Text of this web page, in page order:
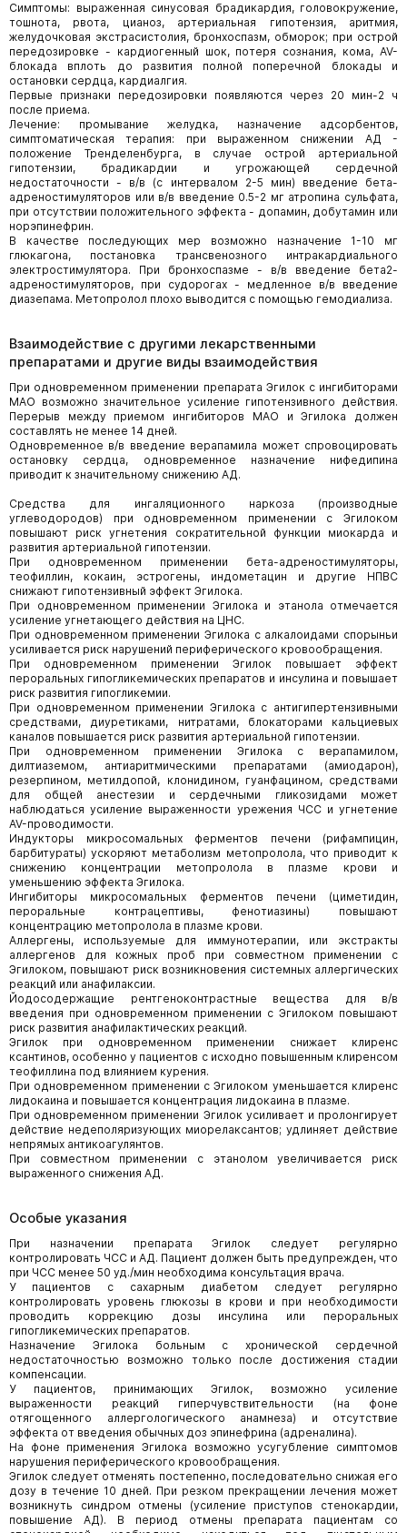
Симптомы: выраженная синусовая брадикардия, головокружение,
тошнота, рвота, цианоз, артериальная гипотензия, аритмия,
желудочковая экстрасистолия, бронхоспазм, обморок; при острой
передозировке - кардиогенный шок, потеря сознания, кома, AV-
блокада вплоть до развития полной поперечной блокады и
остановки сердца, кардиалгия.
Первые признаки передозировки появляются через 20 мин-2 ч
после приема.
Лечение: промывание желудка, назначение адсорбентов,
симптоматическая терапия: при выраженном снижении АД -
положение Тренделенбурга, в случае острой артериальной
гипотензии, брадикардии и угрожающей сердечной
недостаточности - в/в (с интервалом 2-5 мин) введение бета-
адреностимуляторов или в/в введение 0.5-2 мг атропина сульфата,
при отсутствии положительного эффекта - допамин, добутамин или
норэпинефрин.
В качестве последующих мер возможно назначение 1-10 мг
глюкагона, постановка трансвенозного интракардиального
электростимулятора. При бронхоспазме - в/в введение бета2-
адреностимуляторов, при судорогах - медленное в/в введение
диазепама. Метопролол плохо выводится с помощью гемодиализа.
Взаимодействие с другими лекарственными
препаратами и другие виды взаимодействия
При одновременном применении препарата Эгилок с ингибиторами
МАО возможно значительное усиление гипотензивного действия.
Перерыв между приемом ингибиторов МАО и Эгилока должен
составлять не менее 14 дней.
Одновременное в/в введение верапамила может спровоцировать
остановку сердца, одновременное назначение нифедипина
приводит к значительному снижению АД.
Средства для ингаляционного наркоза (производные
углеводородов) при одновременном применении с Эгилоком
повышают риск угнетения сократительной функции миокарда и
развития артериальной гипотензии.
При одновременном применении бета-адреностимуляторы,
теофиллин, кокаин, эстрогены, индометацин и другие НПВС
снижают гипотензивный эффект Эгилока.
При одновременном применении Эгилока и этанола отмечается
усиление угнетающего действия на ЦНС.
При одновременном применении Эгилока с алкалоидами спорыньи
усиливается риск нарушений периферического кровообращения.
При одновременном применении Эгилок повышает эффект
пероральных гипогликемических препаратов и инсулина и повышает
риск развития гипогликемии.
При одновременном применении Эгилока с антигипертензивными
средствами, диуретиками, нитратами, блокаторами кальциевых
каналов повышается риск развития артериальной гипотензии.
При одновременном применении Эгилока с верапамилом,
дилтиаземом, антиаритмическими препаратами (амиодарон),
резерпином, метилдопой, клонидином, гуанфацином, средствами
для общей анестезии и сердечными гликозидами может
наблюдаться усиление выраженности урежения ЧСС и угнетение
AV-проводимости.
Индукторы микросомальных ферментов печени (рифампицин,
барбитураты) ускоряют метаболизм метопролола, что приводит к
снижению концентрации метопролола в плазме крови и
уменьшению эффекта Эгилока.
Ингибиторы микросомальных ферментов печени (циметидин,
пероральные контрацептивы, фенотиазины) повышают
концентрацию метопролола в плазме крови.
Аллергены, используемые для иммунотерапии, или экстракты
аллергенов для кожных проб при совместном применении с
Эгилоком, повышают риск возникновения системных аллергических
реакций или анафилаксии.
Йодосодержащие рентгеноконтрастные вещества для в/в
введения при одновременном применении с Эгилоком повышают
риск развития анафилактических реакций.
Эгилок при одновременном применении снижает клиренс
ксантинов, особенно у пациентов с исходно повышенным клиренсом
теофиллина под влиянием курения.
При одновременном применении с Эгилоком уменьшается клиренс
лидокаина и повышается концентрация лидокаина в плазме.
При одновременном применении Эгилок усиливает и пролонгирует
действие недеполяризующих миорелаксантов; удлиняет действие
непрямых антикоагулянтов.
При совместном применении с этанолом увеличивается риск
выраженного снижения АД.
Особые указания
При назначении препарата Эгилок следует регулярно
контролировать ЧСС и АД. Пациент должен быть предупрежден, что
при ЧСС менее 50 уд./мин необходима консультация врача.
У пациентов с сахарным диабетом следует регулярно
контролировать уровень глюкозы в крови и при необходимости
проводить коррекцию дозы инсулина или пероральных
гипогликемических препаратов.
Назначение Эгилока больным с хронической сердечной
недостаточностью возможно только после достижения стадии
компенсации.
У пациентов, принимающих Эгилок, возможно усиление
выраженности реакций гиперчувствительности (на фоне
отягощенного аллергологического анамнеза) и отсутствие
эффекта от введения обычных доз эпинефрина (адреналина).
На фоне применения Эгилока возможно усугубление симптомов
нарушения периферического кровообращения.
Эгилок следует отменять постепенно, последовательно снижая его
дозу в течение 10 дней. При резком прекращении лечения может
возникнуть синдром отмены (усиление приступов стенокардии,
повышение АД). В период отмены препарата пациентам со